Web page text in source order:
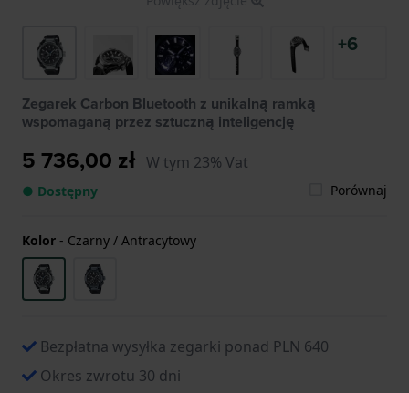
+6
Zegarek Carbon Bluetooth z unikalną ramką
wspomaganą przez sztuczną inteligencję
5 736,00 zł W tym 23% Vat
● Dostępny Porównaj
Kolor - Czarny / Antracytowy
Bezpłatna wysyłka zegarki ponad PLN 640
Okres zwrotu 30 dni